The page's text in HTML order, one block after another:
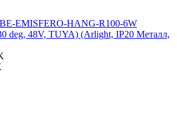
EMISFERO-HANG-R100-6W
deg, 48V, TUYA) (Arlight, IP20 Металл,